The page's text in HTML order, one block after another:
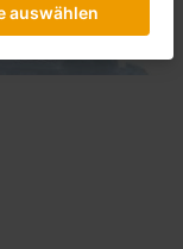
auswählen